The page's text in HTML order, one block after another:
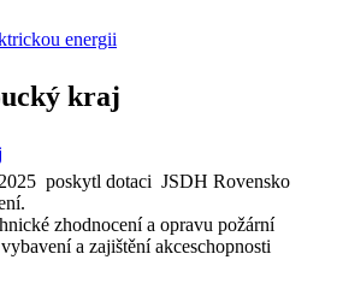
kraj
poskytl dotaci JSDH Rovensko
zhodnocení a opravu požární
a zajištění akceschopnosti